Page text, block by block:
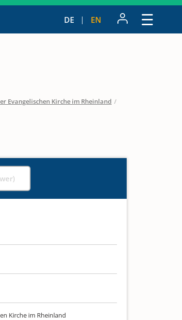
DE EN
Evangelischen Kirche im Rheinland /
Kirche im Rheinland